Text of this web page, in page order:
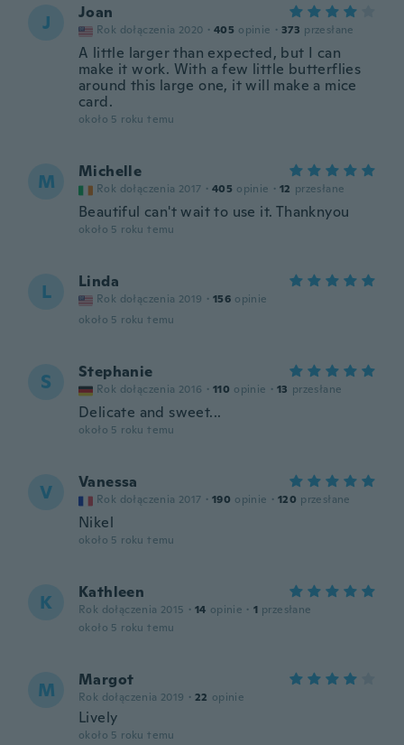
J Joan
Rok dołączenia 2020 · 405 opinie · 373 przesłane
A little larger than expected, but I can
make it work. With a few little butterflies
around this large one, it will make a mice
card.
około 5 roku temu
M Michelle
Rok dołączenia 2017 · 405 opinie · 12 przesłane
Beautiful can't wait to use it. Thanknyou
około 5 roku temu
L Linda
Rok dołączenia 2019 · 156 opinie
około 5 roku temu
S Stephanie
Rok dołączenia 2016 · 110 opinie · 13 przesłane
Delicate and sweet...
około 5 roku temu
V Vanessa
Rok dołączenia 2017 · 190 opinie · 120 przesłane
Nikel
około 5 roku temu
K Kathleen
Rok dołączenia 2015 · 14 opinie · 1 przesłane
około 5 roku temu
M Margot
Rok dołączenia 2019 · 22 opinie
Lively
około 5 roku temu